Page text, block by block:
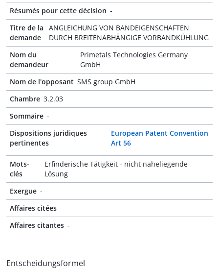
Résumés pour cette décision -
Titre de la
demande
ANGLEICHUNG VON BANDEIGENSCHAFTEN
DURCH BREITENABHÄNGIGE VORBANDKÜHLUNG
Nom du
demandeur
Primetals Technologies Germany
GmbH
Nom de l'opposant SMS group GmbH
Chambre 3.2.03
Sommaire -
Dispositions juridiques
pertinentes
European Patent Convention
Art 56
Mots-
clés
Erfinderische Tätigkeit - nicht naheliegende
Lösung
Exergue -
Affaires citées -
Affaires citantes -
Entscheidungsformel